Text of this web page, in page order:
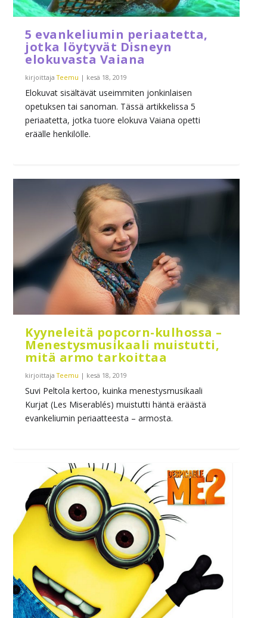
5 evankeliumin periaatetta,
jotka löytyvät Disneyn
elokuvasta Vaiana
kirjoittajaTeemu | kesä 18, 2019
Elokuvat sisältävät useimmiten jonkinlaisen
opetuksen tai sanoman. Tässä artikkelissa 5
periaatetta, jotka tuore elokuva Vaiana opetti
eräälle henkilölle.
Kyyneleitä popcorn-kulhossa –
Menestysmusikaali muistutti,
mitä armo tarkoittaa
kirjoittajaTeemu | kesä 18, 2019
Suvi Peltola kertoo, kuinka menestysmusikaali
Kurjat (Les Miserablés) muistutti häntä eräästä
evankeliumin periaatteesta – armosta.